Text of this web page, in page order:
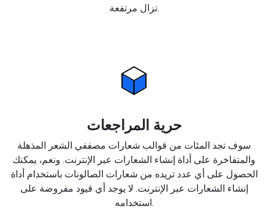
تزال مرتفعة.
حرية المراجعات
سوف تجد المئات من قوالب شعارات مصففي الشعر المذهلة
والمتفاخرة على أداة إنشاء الشعارات عبر الإنترنت. ونعم، يمكنك
الحصول على أي عدد تريده من شعارات الصالونات باستخدام أداة
إنشاء الشعارات عبر الإنترنت. لا يوجد أي قيود مفروضة على
استخدامه.